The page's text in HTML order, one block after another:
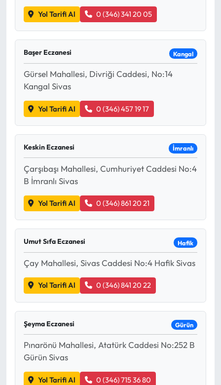
Yol Tarifi Al 0 (346) 341 20 05
Başer Eczanesi Kangal
Gürsel Mahallesi, Divriği Caddesi, No:14
Kangal Sivas
Yol Tarifi Al 0 (346) 457 19 17
Keskin Eczanesi İmranlı
Çarşıbaşı Mahallesi, Cumhuriyet Caddesi No:4
B İmranlı Sivas
Yol Tarifi Al 0 (346) 861 20 21
Umut Sıfa Eczanesi Hafik
Çay Mahallesi, Sivas Caddesi No:4 Hafik Sivas
Yol Tarifi Al 0 (346) 841 20 22
Şeyma Eczanesi Gürün
Pınarönü Mahallesi, Atatürk Caddesi No:252 B
Gürün Sivas
Yol Tarifi Al 0 (346) 715 36 80